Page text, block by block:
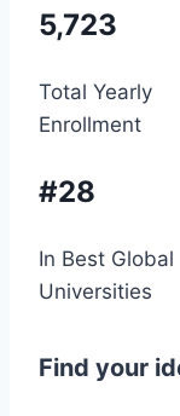
5,723
Total Yearly
Enrollment
#28
In Best Global
Universities
Find your